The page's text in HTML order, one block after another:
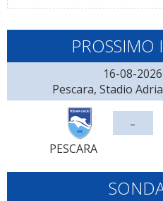
PROSSIMO
16-08-
Pescara, Stadio
PESCARA
-